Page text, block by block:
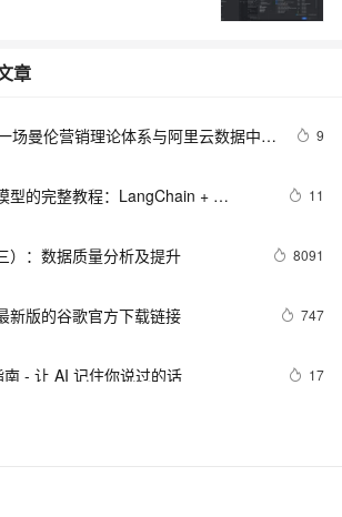
章
场曼伦营销理论体系与阿里云数据中台
9
型的完整教程：LangChain +
11
）：数据质量分析及提升 8091
新版的谷歌官方下载链接 747
- 让 AI 记住你说过的话 17
|数据中台赋能，雅戈尔开辟新零售“战
测试用例转App自动化测试生成工